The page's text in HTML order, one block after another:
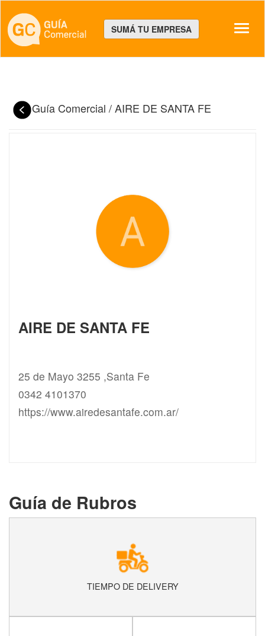
SUMÁ TU EMPRESA
Guía Comercial /AIRE DE SANTA FE
AIRE DE SANTA FE
25 de Mayo 3255 ,Santa Fe
0342 4101370
https://www.airedesantafe.com.ar/
Guía de Rubros
TIEMPO DE DELIVERY